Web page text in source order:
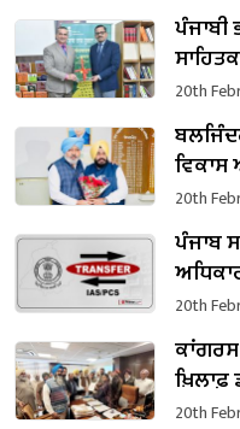
ਪੰਜਾਬੀ
20th
20th
ਪੰਜਾਬ
20th
20th